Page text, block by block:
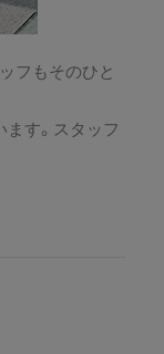
フもそのひと
す。スタッフ